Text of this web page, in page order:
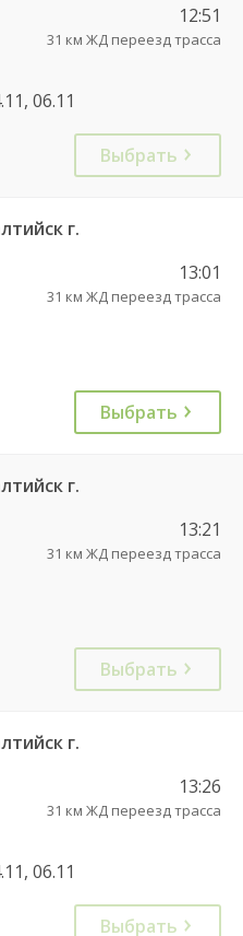
12:51
31 км ЖД переезд трасса
06.11
Выбрать
г.
13:01
31 км ЖД переезд трасса
Выбрать
г.
13:21
31 км ЖД переезд трасса
Выбрать
г.
13:26
31 км ЖД переезд трасса
06.11
Выбрать